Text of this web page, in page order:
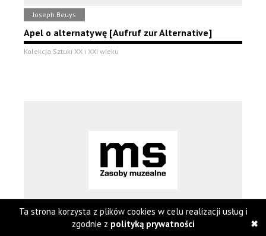
Joseph Beuys
Apel o alternatywę [Aufruf zur Alternative]
Kolekcja Sztuki XX i XXI wieku
Joseph Beuys
Ta strona korzysta z plików cookies w celu realizacji usług i
zgodnie z polityką prywatności